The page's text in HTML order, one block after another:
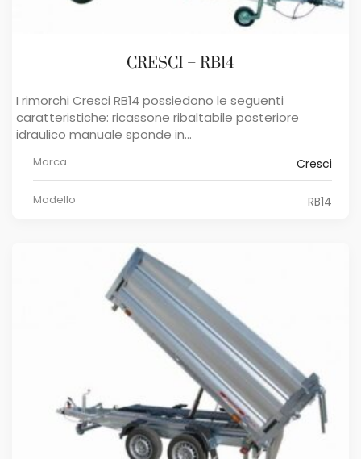
CRESCI – RB14
I rimorchi ​Cresci RB14 ​possiedono le seguenti
caratteristiche: ricassone ribaltabile posteriore
idraulico manuale sponde in...
Marca Cresci
Modello RB14